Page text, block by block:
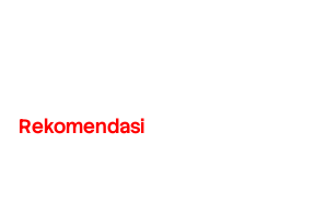
Rekomendasi